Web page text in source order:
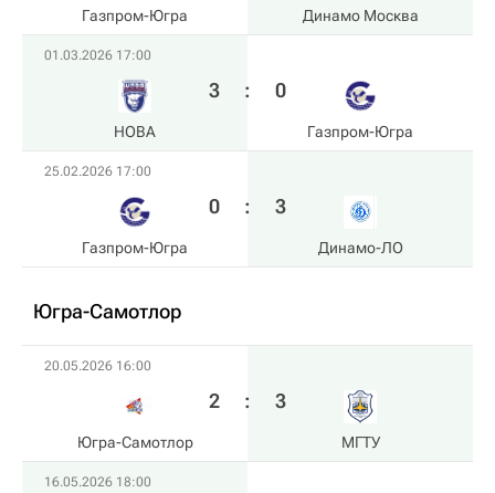
Газпром-Югра Динамо Москва
01.03.2026 17:00
HOBA
3 : 0
Газпром-Югра
25.02.2026 17:00
Газпром-Югра
0 : 3
Динамо-ЛО
Югра-Самотлор
20.05.2026 16:00
Югра-Самотлор
2 : 3
МГТУ
16.05.2026 18:00